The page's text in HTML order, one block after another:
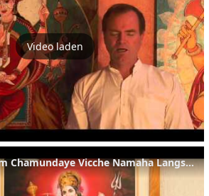
Video laden
Om Aim Hrim Klim Chamundaye Vicche Namaha Langsam Schnell Langsame Rezitation